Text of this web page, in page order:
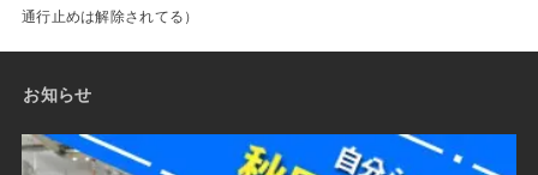
通行止めは解除されてる）
お知らせ